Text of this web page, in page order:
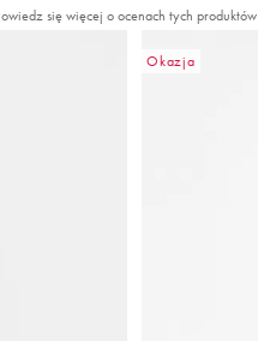
się więcej o ocenach tych produktów
Okazja